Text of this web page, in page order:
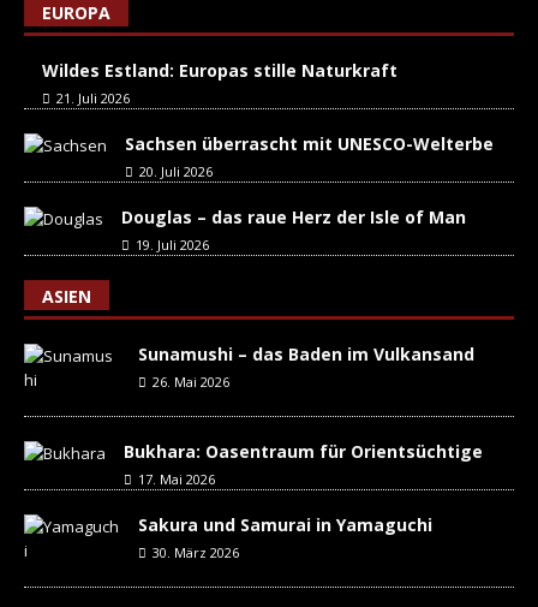
EUROPA
Wildes Estland: Europas stille Naturkraft
21. Juli 2026
Sachsen überrascht mit UNESCO-Welterbe
20. Juli 2026
Douglas – das raue Herz der Isle of Man
19. Juli 2026
ASIEN
Sunamushi – das Baden im Vulkansand
26. Mai 2026
Bukhara: Oasentraum für Orientsüchtige
17. Mai 2026
Sakura und Samurai in Yamaguchi
30. März 2026